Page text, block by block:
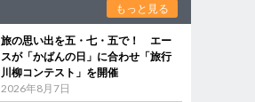
もっと見る
旅の思い出を五・七・五で！ エー
スが「かばんの日」に合わせ「旅行
川柳コンテスト」を開催
2026年8月7日